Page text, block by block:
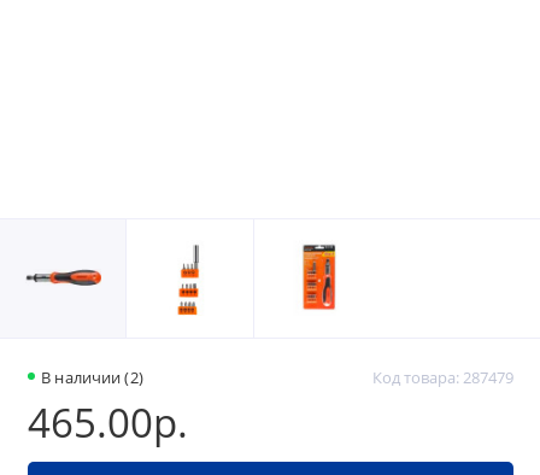
В наличии (2) Код товара: 287479
465.00р.